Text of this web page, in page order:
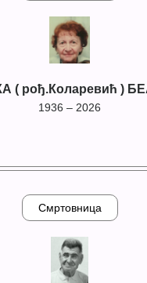
( рођ.Коларевић )
1936 – 2026
Смртовница